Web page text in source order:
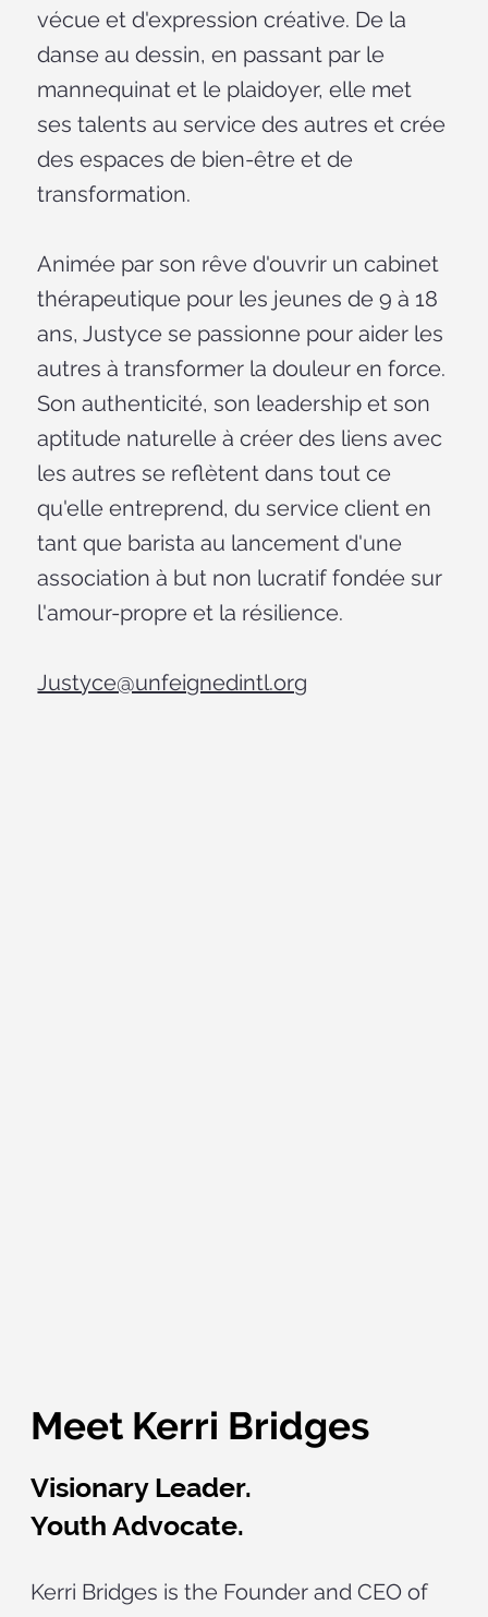
Meet Kerri Bridges
Visionary Leader.
Youth Advocate.
Kerri Bridges is the Founder and CEO of
vécue et d'expression créative. De la
danse au dessin, en passant par le
mannequinat et le plaidoyer, elle met
ses talents au service des autres et crée
des espaces de bien-être et de
transformation.
Animée par son rêve d'ouvrir un cabinet
thérapeutique pour les jeunes de 9 à 18
ans, Justyce se passionne pour aider les
autres à transformer la douleur en force.
Son authenticité, son leadership et son
aptitude naturelle à créer des liens avec
les autres se reflètent dans tout ce
qu'elle entreprend, du service client en
tant que barista au lancement d'une
association à but non lucratif fondée sur
l'amour-propre et la résilience.
Justyce@unfeignedintl.org